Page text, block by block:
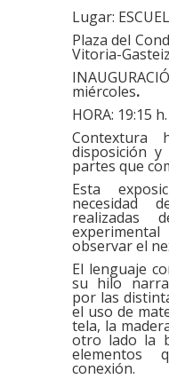
Lugar:
Plaza del
Vitoria-Gasteiz
miércoles.
HORA: 19:15 h.
Contextura
disposición
partes que
Esta
necesidad
realizadas
observar el
El lenguaje
su hilo
por las
el uso de
tela, la
otro lado la
elementos
conexión.